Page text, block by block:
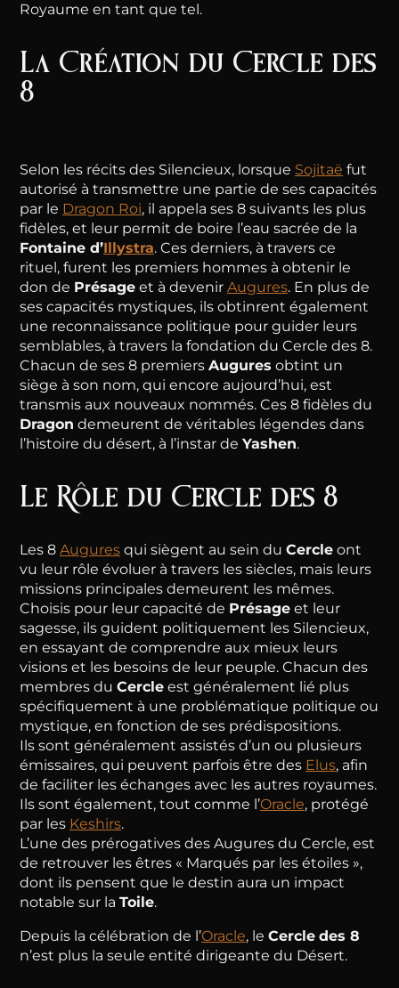
Royaume en tant que tel.
La Création du Cercle des
8
Selon les récits des Silencieux, lorsque Sojitaë fut
autorisé à transmettre une partie de ses capacités
par le Dragon Roi, il appela ses 8 suivants les plus
fidèles, et leur permit de boire l’eau sacrée de la
Fontaine d’Illystra. Ces derniers, à travers ce
rituel, furent les premiers hommes à obtenir le
don de Présage et à devenir Augures. En plus de
ses capacités mystiques, ils obtinrent également
une reconnaissance politique pour guider leurs
semblables, à travers la fondation du Cercle des 8.
Chacun de ses 8 premiers Augures obtint un
siège à son nom, qui encore aujourd’hui, est
transmis aux nouveaux nommés. Ces 8 fidèles du
Dragon demeurent de véritables légendes dans
l’histoire du désert, à l’instar de Yashen.
Le Rôle du Cercle des 8
Les 8 Augures qui siègent au sein du Cercle ont
vu leur rôle évoluer à travers les siècles, mais leurs
missions principales demeurent les mêmes.
Choisis pour leur capacité de Présage et leur
sagesse, ils guident politiquement les Silencieux,
en essayant de comprendre aux mieux leurs
visions et les besoins de leur peuple. Chacun des
membres du Cercle est généralement lié plus
spécifiquement à une problématique politique ou
mystique, en fonction de ses prédispositions.
Ils sont généralement assistés d’un ou plusieurs
émissaires, qui peuvent parfois être des Elus, afin
de faciliter les échanges avec les autres royaumes.
Ils sont également, tout comme l’Oracle, protégé
par les Keshirs.
L’une des prérogatives des Augures du Cercle, est
de retrouver les êtres « Marqués par les étoiles »,
dont ils pensent que le destin aura un impact
notable sur la Toile.
Depuis la célébration de l’Oracle, le Cercle des 8
n’est plus la seule entité dirigeante du Désert.